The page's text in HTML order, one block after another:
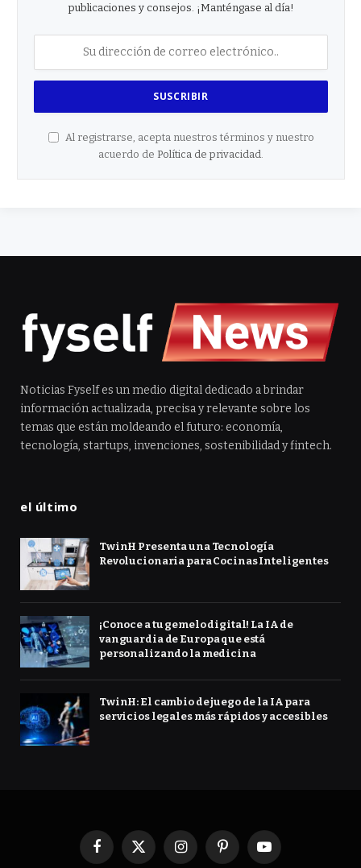
publicaciones y consejos. ¡Manténgase al día!
Al registrarse, acepta nuestros términos y nuestro
acuerdo de Política de privacidad
Noticias Fyself es un medio digital dedicado a brindar
información actualizada, precisa y relevante sobre los
temas que están moldeando el futuro: economía,
tecnología, startups, invenciones, sostenibilidad y fintech.
el último
TwinH Presenta una Tecnología
Revolucionaria para Cocinas Inteligentes
¡Conoce a tu gemelo digital! La IA de
vanguardia de Europa que está
personalizando la medicina
TwinH: El cambio de juego de la IA para
servicios legales más rápidos y accesibles
Facebook
X
InstagramPinterestYouTube